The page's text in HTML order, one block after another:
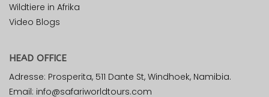
Wildtiere in Afrika
Video Blogs
HEAD OFFICE
Adresse: Prosperita, 511 Dante St, Windhoek, Namibia.
Email: info@safariworldtours.com